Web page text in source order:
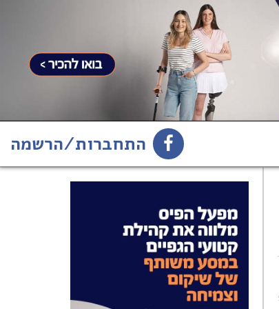
התחברות/הרשמה
הירשמו לניוזלטר 1